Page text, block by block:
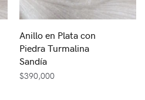
Anillo en Plata con
Piedra Turmalina
Sandía
$390,000